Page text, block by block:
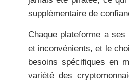
supplémentaire de
Chaque plateforme a ses
et inconvénients, et le
besoins spécifiques en
variété des